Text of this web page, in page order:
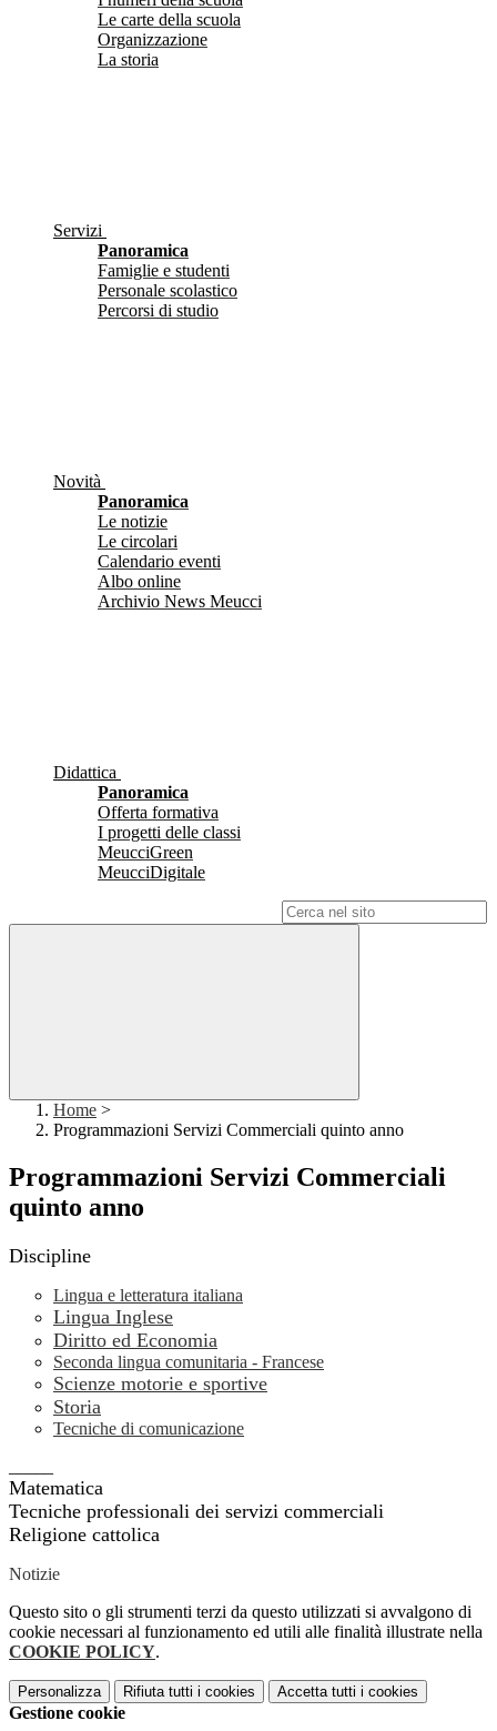
Le carte della scuola
Organizzazione
La storia
Servizi
Panoramica
Famiglie e studenti
Personale scolastico
Percorsi di studio
Novità
Panoramica
Le notizie
Le circolari
Calendario eventi
Albo online
Archivio News Meucci
Didattica
Panoramica
Offerta formativa
I progetti delle classi
MeucciGreen
MeucciDigitale
Home >
Programmazioni Servizi Commerciali quinto anno
Programmazioni Servizi Commerciali
quinto anno
Discipline
Lingua e letteratura italiana
Lingua Inglese
Diritto ed Economia
Seconda lingua comunitaria - Francese
Scienze motorie e sportive
Storia
Tecniche di comunicazione
Matematica
Tecniche professionali dei servizi commerciali
Religione cattolica
Notizie
Questo sito o gli strumenti terzi da questo utilizzati si avvalgono di
cookie necessari al funzionamento ed utili alle finalità illustrate nella
COOKIE POLICY.
Personalizza Rifiuta tutti i cookies Accetta tutti i cookies
Gestione cookie